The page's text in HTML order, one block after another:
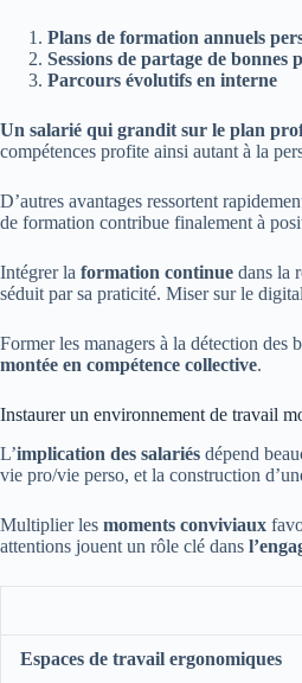
Plans de formation annuels
Sessions de partage de bonnes
Parcours évolutifs en interne
Un salarié qui grandit sur le plan
compétences profite ainsi autant à la
D’autres avantages ressortent
de formation contribue finalement à
Intégrer la formation continue dans la
séduit par sa praticité. Miser sur le
Former les managers à la détection des
montée en compétence collective.
Instaurer un environnement de travail
L’implication des salariés dépend
vie pro/vie perso, et la construction
Multiplier les moments conviviaux
attentions jouent un rôle clé dans
Espaces de travail ergonomiques